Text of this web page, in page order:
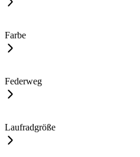
Farbe
Federweg
Laufradgröße